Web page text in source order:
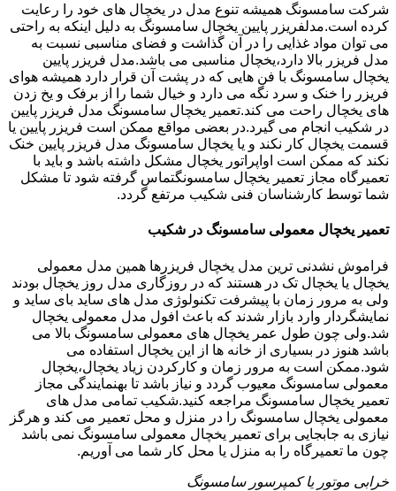
شرکت سامسونگ همیشه تنوع مدل در یخچال های خود را رعایت
کرده است.مدلفریزر پایین یخچال سامسونگ به دلیل اینکه به راحتی
می توان مواد غذایی را در آن گذاشت و فضای مناسبی نسبت به
مدل فریزر بالا دارد،یخچال مناسبی می باشد.مدل فریزر پایین
یخچال سامسونگ با فن هایی که در پشت آن قرار دارد همیشه هوای
فریزر را خنک و سرد نگه می دارد و خیال شما را از برفک و یخ زدن
های یخچال راحت می کند.تعمیر یخچال سامسونگ مدل فریزر پایین
در شکیب انجام می گیرد.در بعضی مواقع ممکن است فریزر پایین یا
قسمت یخچال کار نکند و یا یخچال سامسونگ مدل فریزر پایین خنک
نکند که ممکن است اواپراتور یخچال مشکل داشته باشد و باید با
تعمیرگاه مجاز تعمیر یخچال سامسونگتماس گرفته شود تا مشکل
شما توسط کارشناسان فنی شکیب مرتفع گردد.
تعمیر یخچال معمولی سامسونگ در شکیب
فراموش نشدنی ترین مدل یخچال فریزرها همین مدل معمولی
یخچال یا یخچال تک در هستند که در روزگاری مدل روز یخچال بودند
ولی به مرور زمان با پیشرفت تکنولوژی مدل های ساید بای ساید و
نمایشگردار وارد بازار شدند که باعث افول مدل معمولی یخچال
شد.ولی چون طول عمر یخچال های معمولی سامسونگ بالا می
باشد هنوز در بسیاری از خانه ها از این یخچال استفاده می
شود.ممکن است به مرور زمان و کارکردن زیاد یخچال،یخچال
معمولی سامسونگ معیوب گردد و نیاز باشد تا بهنمایندگی مجاز
تعمیر یخچال سامسونگ مراجعه کنید.شکیب تمامی مدل های
معمولی یخچال سامسونگ را در منزل و محل تعمیر می کند و هرگز
نیازی به جابجایی برای تعمیر یخچال معمولی سامسونگ نمی باشد
چون ما تعمیرگاه را به منزل یا محل کار شما می آوریم.
خرابی موتور یا کمپرسور سامسونگ